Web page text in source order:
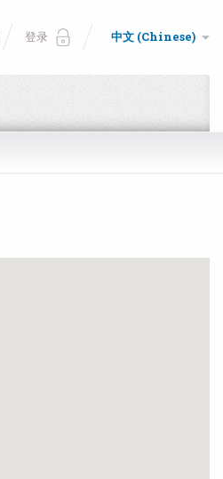
登录 中文 (Chinese)